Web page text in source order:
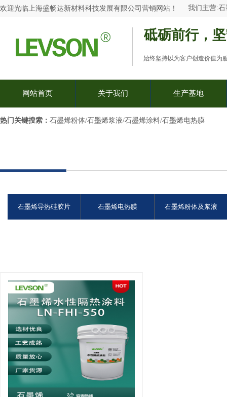
欢迎光临上海盛畅达新材料科技发展有限公司 营销网站 ！ 我们主营:石
砥砺前行，
始终坚持以为客户创造价值为
网站首页 关于我们 生产基地
热门关键搜索：​ 石墨烯粉体/石墨烯浆液/石墨烯涂料/石墨烯电热膜
石墨烯导热硅胶片 石墨烯电热膜 石墨烯粉体及浆液